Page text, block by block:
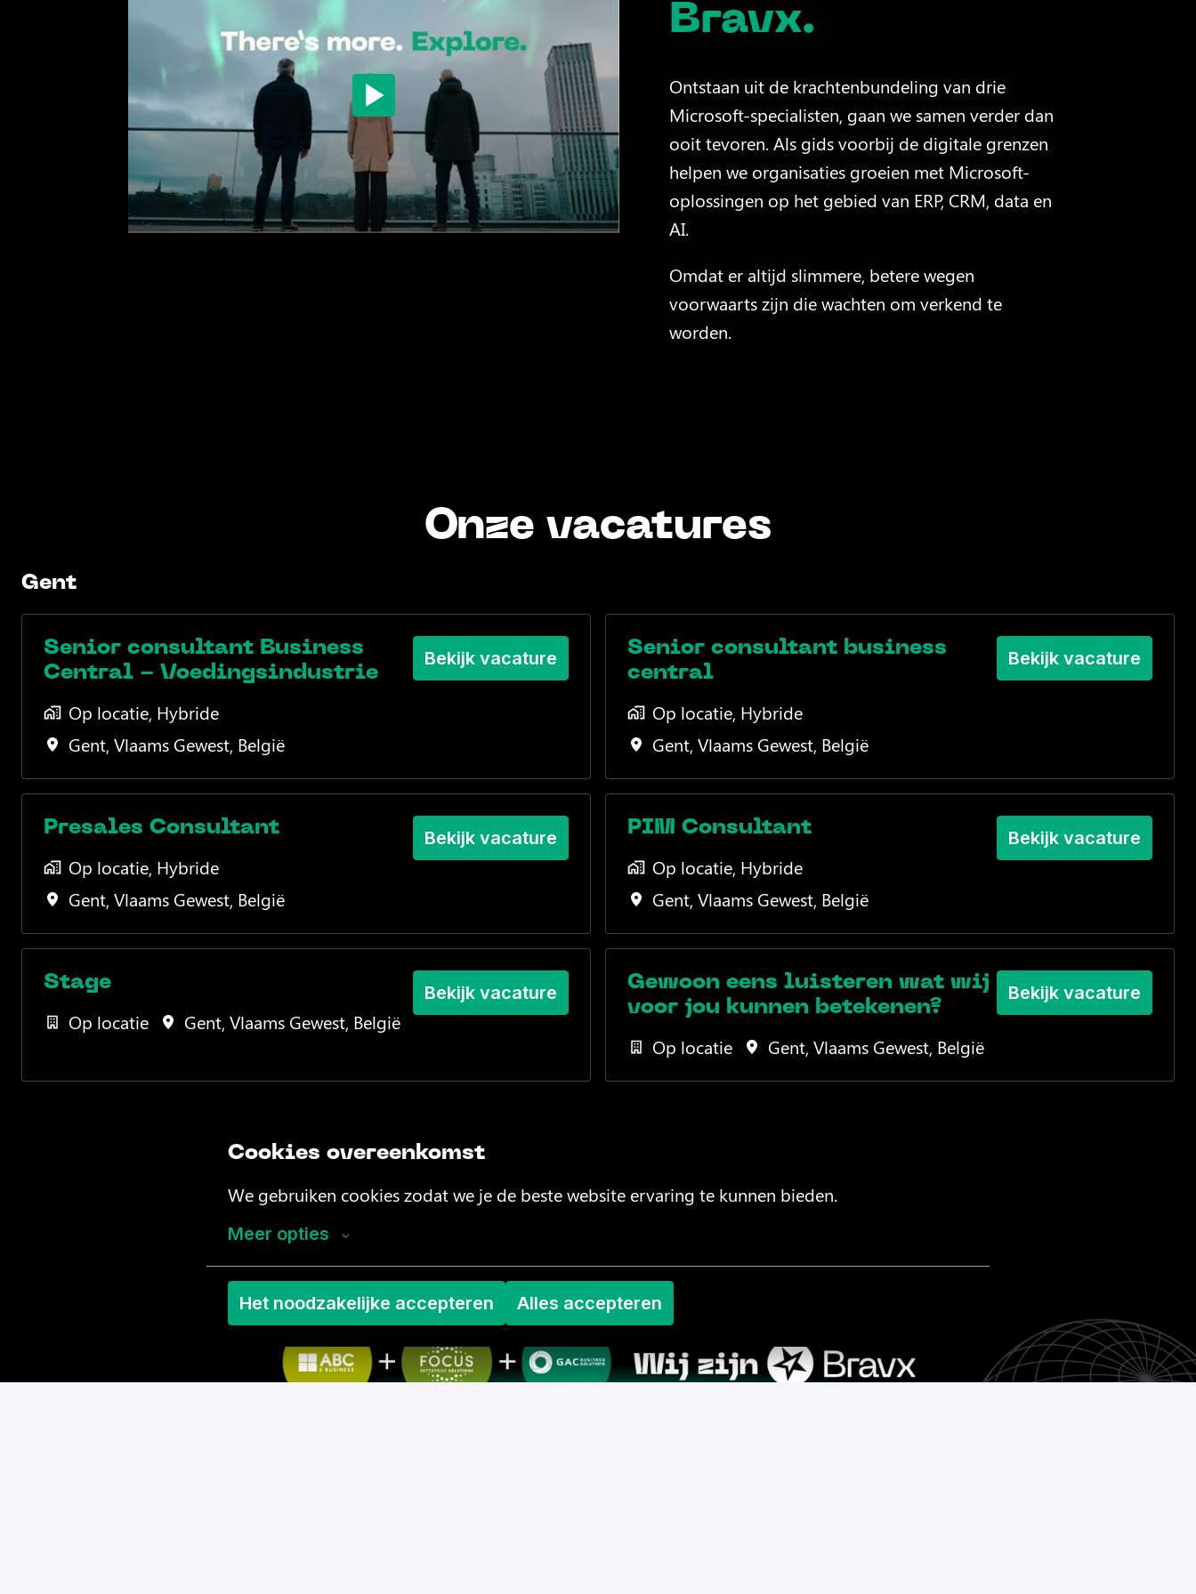
Cookies overeenkomst
We gebruiken cookies zodat we je de beste website ervaring te kunnen bieden.
Meer opties
Het noodzakelijke accepteren Alles accepteren
Bravx.
Ontstaan uit de krachtenbundeling van drie
Microsoft-specialisten, gaan we samen verder dan
ooit tevoren. Als gids voorbij de digitale grenzen
helpen we organisaties groeien met Microsoft-
oplossingen op het gebied van ERP, CRM, data en
AI.
Omdat er altijd slimmere, betere wegen
voorwaarts zijn die wachten om verkend te
worden.
Onze vacatures
Gent
Senior consultant Business
Central - Voedingsindustrie
Op locatie, Hybride
Gent, Vlaams Gewest, België
Bekijk vacature
Senior consultant business
central
Op locatie, Hybride
Gent, Vlaams Gewest, België
Bekijk vacature
Presales Consultant
Op locatie, Hybride
Gent, Vlaams Gewest, België
Bekijk vacature PIM Consultant
Op locatie, Hybride
Gent, Vlaams Gewest, België
Bekijk vacature
Stage
Op locatie Gent, Vlaams Gewest, België
Bekijk vacature
Gewoon eens luisteren wat wij
voor jou kunnen betekenen?
Op locatie Gent, Vlaams Gewest, België
Bekijk vacature